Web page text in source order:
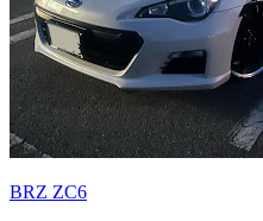
BRZ ZC6